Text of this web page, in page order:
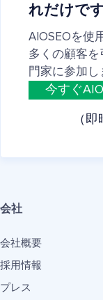
れだけです
AIOSEOを使
多くの顧客
門家に参加し
今すぐ
（
会社
会社概要
採用情報
プレス